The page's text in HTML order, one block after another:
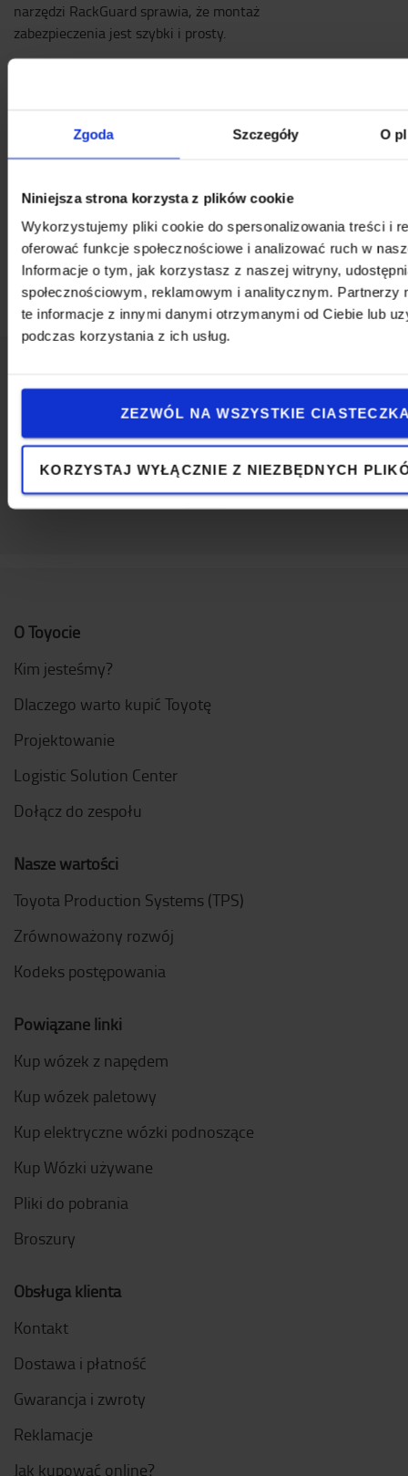
Zgoda Szczegóły O
Niniejsza strona korzysta z plików cookie
Wykorzystujemy pliki cookie do spersonalizowania treści i
oferować funkcje społecznościowe i analizować ruch w
Informacje o tym, jak korzystasz z naszej witryny,
społecznościowym, reklamowym i analitycznym. Partnerzy
te informacje z innymi danymi otrzymanymi od Ciebie lub
podczas korzystania z ich usług.
ZEZWÓL NA WSZYSTKIE
KORZYSTAJ WYŁĄCZNIE Z NIEZBĘDNYCH
narzędzi RackGuard sprawia, że montaż
zabezpieczenia jest szybki i prosty.
Certyfikat TÜV zgodności z normami DIN EN 15512 i DIN
Specyfikacja
Szerokość:10,2 cm
Długość: 4,5cm
Wysokość :60 cm
Napisz do nas
O Toyocie
Kim jesteśmy?
Dlaczego warto kupić Toyotę
Projektowanie
Logistic Solution Center
Dołącz do zespołu
Nasze wartości
Toyota Production Systems (TPS)
Zrównoważony rozwój
Kodeks postępowania
Powiązane linki
Kup wózek z napędem
Kup wózek paletowy
Kup elektryczne wózki podnoszące
Kup Wózki używane
Pliki do pobrania
Broszury
Obsługa klienta
Kontakt
Dostawa i płatność
Gwarancja i zwroty
Reklamacje
Jak kupować online?